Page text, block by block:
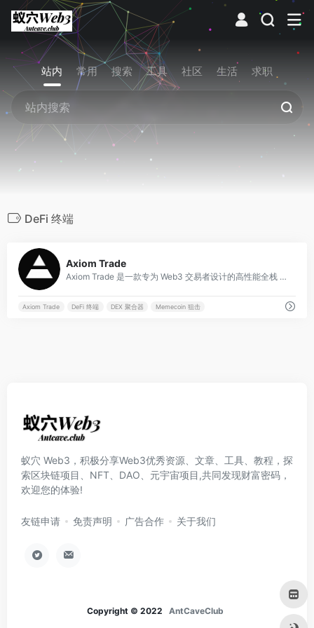
站内 常用 搜索 工具 社区 生活 求职
DeFi 终端
Axiom Trade
Axiom Trade 是一款专为 Web3 交易者设计的高性能全栈 DeFi 交易终端，集成了极速交易、链上情报与多链资产管理功能。
Axiom Trade DeFi 终端 DEX 聚合器 Memecoin 狙击
蚁穴 Web3，积极分享Web3优秀资源、文章、工具、教程，探
索区块链项目、NFT、DAO、元宇宙项目,共同发现财富密码，
欢迎您的体验!
友链申请 免责声明 广告合作 关于我们
Copyright © 2022 AntCaveClub